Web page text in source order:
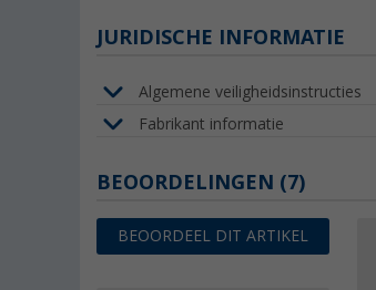
JURIDISCHE INFORMATIE
Algemene veiligheidsinstructies
Fabrikant informatie
BEOORDELINGEN (7)
BEOORDEEL DIT ARTIKEL